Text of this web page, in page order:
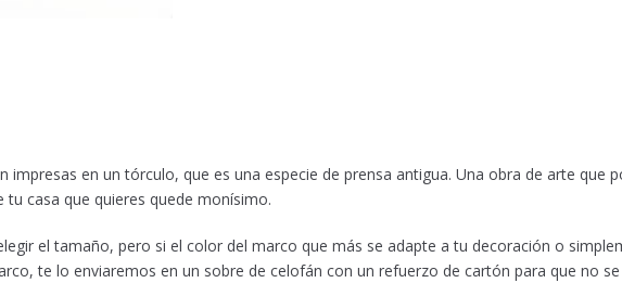
en un tórculo, que es una especie de prensa antigua. Una obra de arte que
casa que quieres quede monísimo.
el tamaño, pero si el color del marco que más se adapte a tu decoración o
te lo enviaremos en un sobre de celofán con un refuerzo de cartón para que no